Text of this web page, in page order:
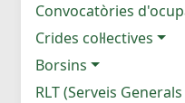
Convocatòries
Crides col·lectives
Borsins
RLT (Serveis Generals